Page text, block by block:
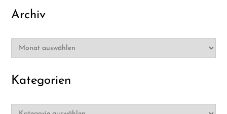
Archiv
Archiv
Kategorien
Kategorien